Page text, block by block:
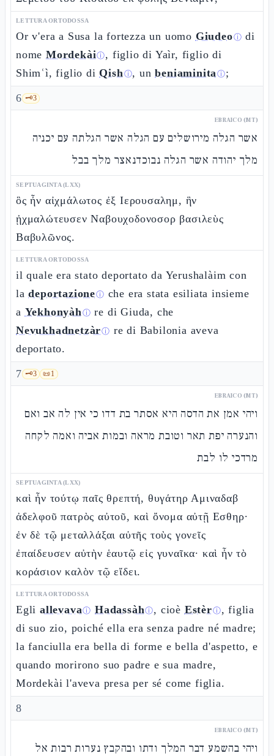
LETTURA ORTODOSSA
Or v'era a Susa la fortezza un uomo Giudeoⓘ di
nome Mordekàiⓘ, figlio di Yaìr, figlio di
Shimʿì, figlio di Qishⓘ, unbeniaminitaⓘ;
6 🗝️3
EBRAICO (MT)
אשר הגלה מירושלים עם הגלה אשר הגלתה עם יכניה
מלך יהודה אשר הגלה נבוכדנאצר מלך בבל
SEPTUAGINTA (LXX)
ὃς ἦν αἰχμάλωτος ἐξ Ιερουσαλημ, ἣν
ᾐχμαλώτευσεν Ναβουχοδονοσορ βασιλεὺς
Βαβυλῶνος.
LETTURA ORTODOSSA
il quale era stato deportato da Yerushalàim con
ladeportazioneⓘ che era stata esiliata insieme
a Yekhonyàhⓘ re di Giuda, che
Nevukhadnetzàrⓘ re di Babilonia aveva
deportato.
7 🗝️3 📜1
EBRAICO (MT)
ויהי אמן את הדסה היא אסתר בת דדו כי אין לה אב ואם
והנערה יפת תאר וטובת מראה ובמות אביה ואמה לקחה
מרדכי לו לבת
SEPTUAGINTA (LXX)
καὶ ἦν τούτῳ παῖς θρεπτή, θυγάτηρ Αμιναδαβ
ἀδελφοῦ πατρὸς αὐτοῦ, καὶ ὄνομα αὐτῇ Εσθηρ·
ἐν δὲ τῷ μεταλλάξαι αὐτῆς τοὺς γονεῖς
ἐπαίδευσεν αὐτὴν ἑαυτῷ εἰς γυναῖκα· καὶ ἦν τὸ
κοράσιον καλὸν τῷ εἴδει.
LETTURA ORTODOSSA
Egli allevavaⓘ Hadassàhⓘ, cioè Estèrⓘ, figlia
di suo zio, poiché ella era senza padre né madre;
la fanciulla era bella di forme e bella d'aspetto, e
quando morirono suo padre e sua madre,
Mordekài l'aveva presa per sé come figlia.
8
EBRAICO (MT)
ויהי בהשמע דבר המלך ודתו ובהקבץ נערות רבות אל